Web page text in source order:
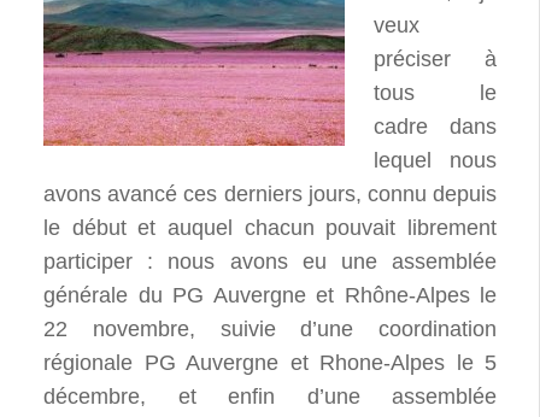
veux
préciser à
tous le
cadre dans
lequel nous
avons avancé ces derniers jours, connu depuis
le début et auquel chacun pouvait librement
participer : nous avons eu une assemblée
générale du PG Auvergne et Rhône-Alpes le
22 novembre, suivie d’une coordination
régionale PG Auvergne et Rhone-Alpes le 5
décembre, et enfin d’une assemblée